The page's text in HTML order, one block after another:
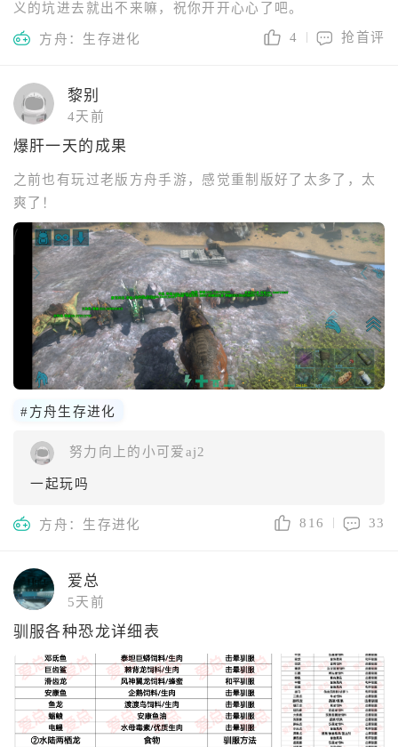
义的坑进去就出不来嘛，祝你开开心心了吧。
方舟：生存进化 4 抢首评
黎别
4天前
爆肝一天的成果
之前也有玩过老版方舟手游，感觉重制版好了太多了，太
爽了！
#方舟生存进化
努力向上的小可爱aj2
一起玩吗
方舟：生存进化 816 33
爱总
5天前
驯服各种恐龙详细表